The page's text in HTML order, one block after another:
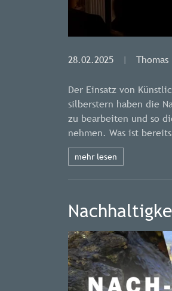
28.02.2025 |
Der Einsatz von
silberstern haben die
zu bearbeiten und so
nehmen. Was ist
mehr lesen